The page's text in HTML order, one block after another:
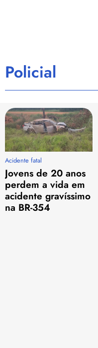
Policial
Acidente fatal
Jovens de 20 anos
perdem a vida em
acidente gravíssimo
na BR-354